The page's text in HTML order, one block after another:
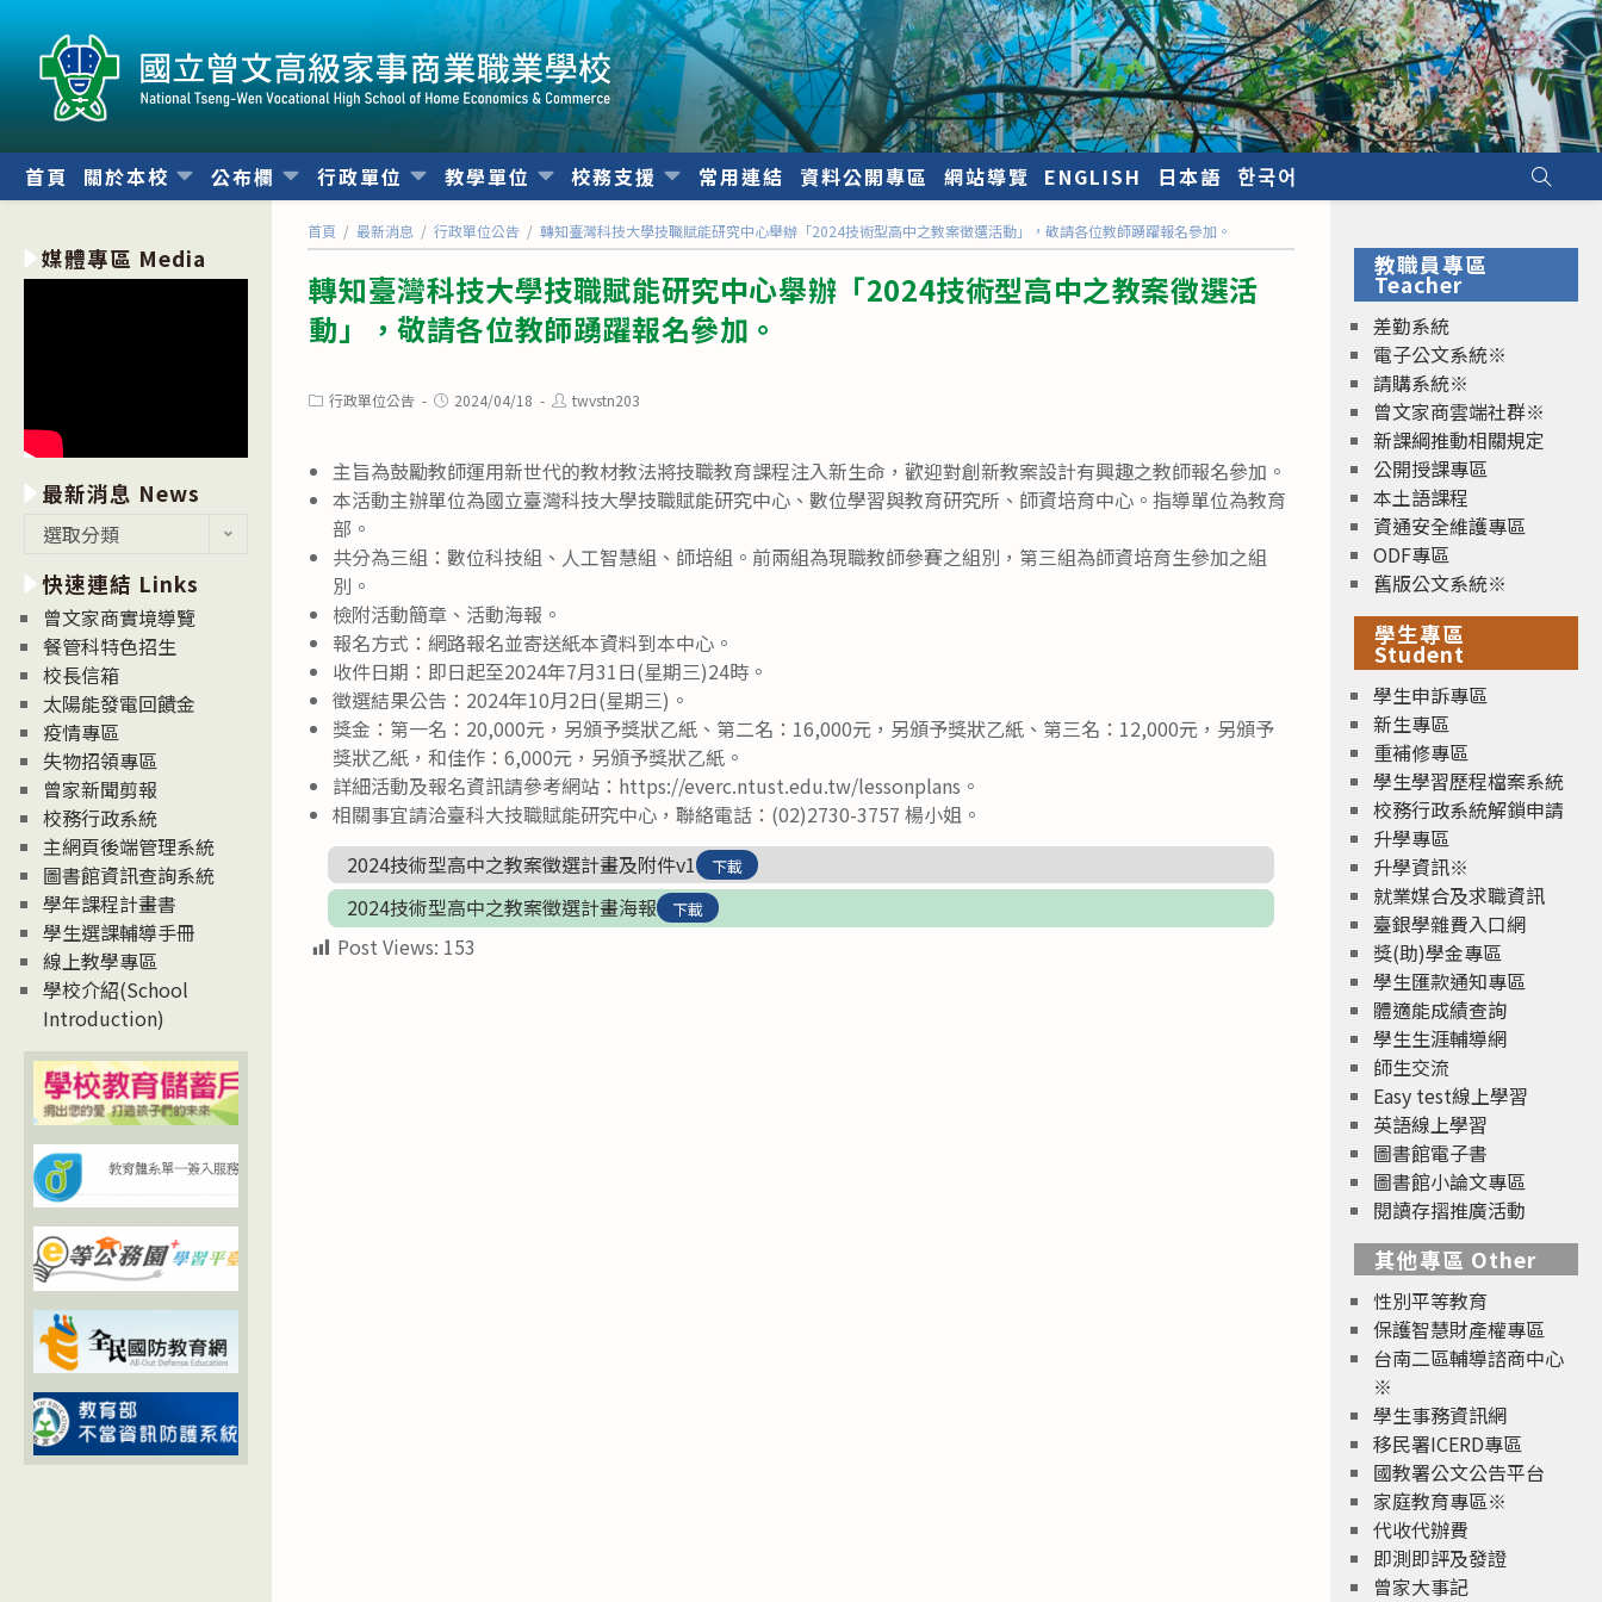
內
首頁 關於本校 公布欄 行政單位 教學單位 校務支援 常用連結 資料公開專區 網站導覽 ENGLISH 日本語 한국어
首頁 / 最新消息 / 行政單位公告 / 轉知臺灣科技大學技職賦能研究中心舉辦「2024技術型高中之教案徵選活動」，敬請各位教師踴躍報名參加。
轉知臺灣科技大學技職賦能研究中心舉辦「2024技術型高中之教案徵選活
動」，敬請各位教師踴躍報名參加。
Post行政單位公告
Post2024/04/18
Posttwvstn203
主旨為鼓勵教師運用新世代的教材教法將技職教育課程注入新生命，歡迎對創新教案設計有興趣之教師報名參加。
本活動主辦單位為國立臺灣科技大學技職賦能研究中心、數位學習與教育研究所、師資培育中心。指導單位為教育
部。
共分為三組：數位科技組、人工智慧組、師培組。前兩組為現職教師參賽之組別，第三組為師資培育生參加之組
別。
檢附活動簡章、活動海報。
報名方式：網路報名並寄送紙本資料到本中心。
收件日期：即日起至2024年7月31日(星期三)24時。
徵選結果公告：2024年10月2日(星期三)。
獎金：第一名：20,000元，另頒予獎狀乙紙、第二名：16,000元，另頒予獎狀乙紙、第三名：12,000元，另頒予
獎狀乙紙，和佳作：6,000元，另頒予獎狀乙紙。
詳細活動及報名資訊請參考網站：https://everc.ntust.edu.tw/lessonplans。
相關事宜請洽臺科大技職賦能研究中心，聯絡電話：(02)2730-3757 楊小姐。
2024技術型高中之教案徵選計畫及附件v1
下載
2024技術型高中之教案徵選計畫海報 下載
Post Views: 153
媒體專區 Media
最新消息 News
消
息
News
選取分類
快速連結 Links
曾文家商實境導覽
餐管科特色招生
校長信箱
太陽能發電回饋金
疫情專區
失物招領專區
曾家新聞剪報
校務行政系統
主網頁後端管理系統
圖書館資訊查詢系統
學年課程計畫書
學生選課輔導手冊
線上教學專區
學校介紹(School
Introduction)
教職員專區
Teacher
差勤系統
電子公文系統※
請購系統※
曾文家商雲端社群※
新課綱推動相關規定
公開授課專區
本土語課程
資通安全維護專區
ODF專區
舊版公文系統※
學生專區
Student
學生申訴專區
新生專區
重補修專區
學生學習歷程檔案系統
校務行政系統解鎖申請
升學專區
升學資訊※
就業媒合及求職資訊
臺銀學雜費入口網
獎(助)學金專區
學生匯款通知專區
體適能成績查詢
學生生涯輔導網
師生交流
Easy test線上學習
英語線上學習
圖書館電子書
圖書館小論文專區
閱讀存摺推廣活動
其他專區 Other
性別平等教育
保護智慧財產權專區
台南二區輔導諮商中心
※
學生事務資訊網
移民署ICERD專區
國教署公文公告平台
家庭教育專區※
代收代辦費
即測即評及發證
曾家大事記